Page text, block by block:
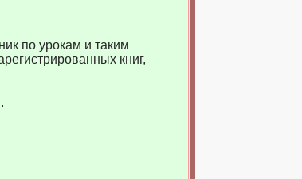
по урокам и таким
книг,